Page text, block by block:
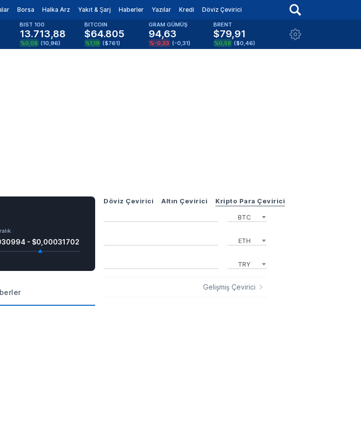
Borsa Halka Arz Yakıt & Şarj Haberler Yazılar Kredi Döviz Çevirici
BIST 100
13.713,88
%0,08 (10,96)
BITCOIN
$64.805
%1,19 ($761)
GRAM GÜMÜŞ
94,63
%-0,33 (-0,31)
BRENT
$79,91
%0,58 ($0,46)
- $0,00031702
Döviz Çevirici Altın Çevirici Kripto Para Çevirici
BTC
ETH
TRY
Gelişmiş Çevirici